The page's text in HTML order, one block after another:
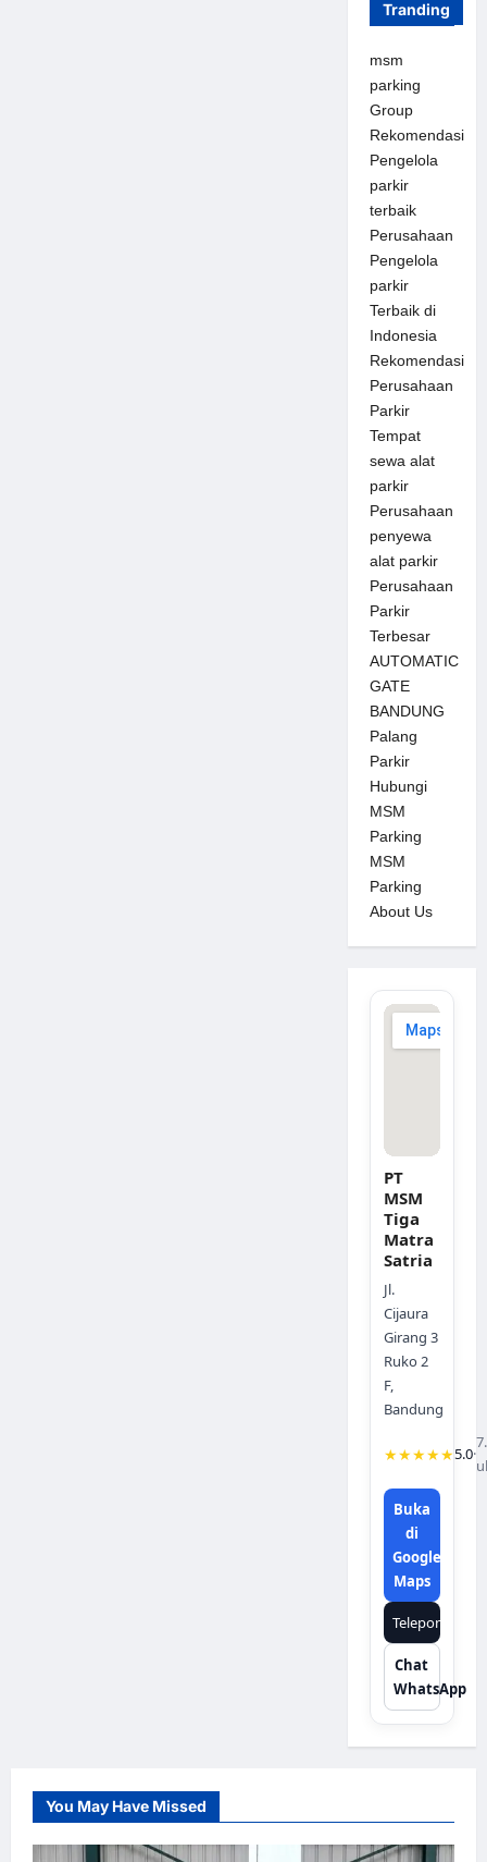
Tranding
msm
parking
Group
Rekomendasi
Pengelola
parkir
terbaik
Perusahaan
Pengelola
parkir
Terbaik di
Indonesia
Rekomendasi
Perusahaan
Parkir
Tempat
sewa alat
parkir
Perusahaan
penyewa
alat parkir
Perusahaan
Parkir
Terbesar
AUTOMATIC
GATE
BANDUNG
Palang
Parkir
Hubungi
MSM
Parking
MSM
Parking
About Us
PT
MSM
Tiga
Matra
Satria
Jl.
Cijaura
Girang 3
Ruko 2
F,
Bandung
★★★★★5.0·
Buka
di
Google
Maps
Telepon
Chat
WhatsApp
You May Have Missed